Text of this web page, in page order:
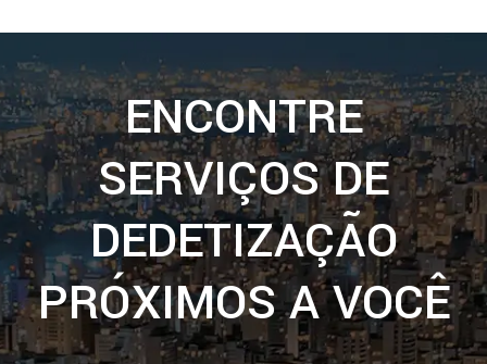
ENCONTRE
SERVIÇOS DE
DEDETIZAÇÃO
PRÓXIMOS A VOCÊ